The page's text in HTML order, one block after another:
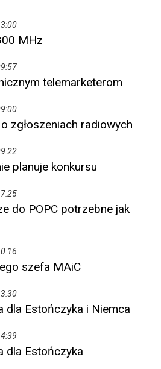
MHz
telemarketerom
zgłoszeniach radiowych
planuje konkursu
do POPC potrzebne jak
szefa MAiC
dla Estończyka i Niemca
dla Estończyka